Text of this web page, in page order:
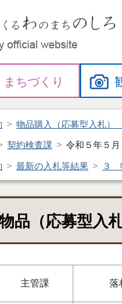
まちづくり
物品購入（応募型入札
契約検査課 令和５年５
最新の入札等結果 ３
品（応募型入
主管課 落